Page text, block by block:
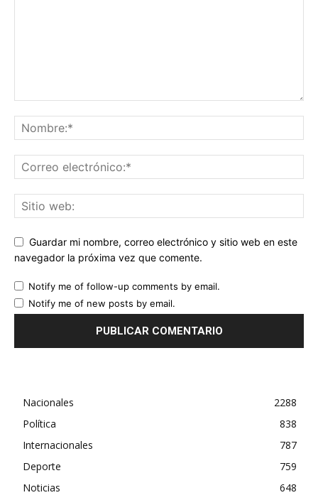
Guardar mi nombre, correo electrónico y sitio web en este
navegador la próxima vez que comente.
Notify me of follow-up comments by email.
Notify me of new posts by email.
Nacionales
2288
Política
838
Internacionales
787
Deporte
759
Noticias
648